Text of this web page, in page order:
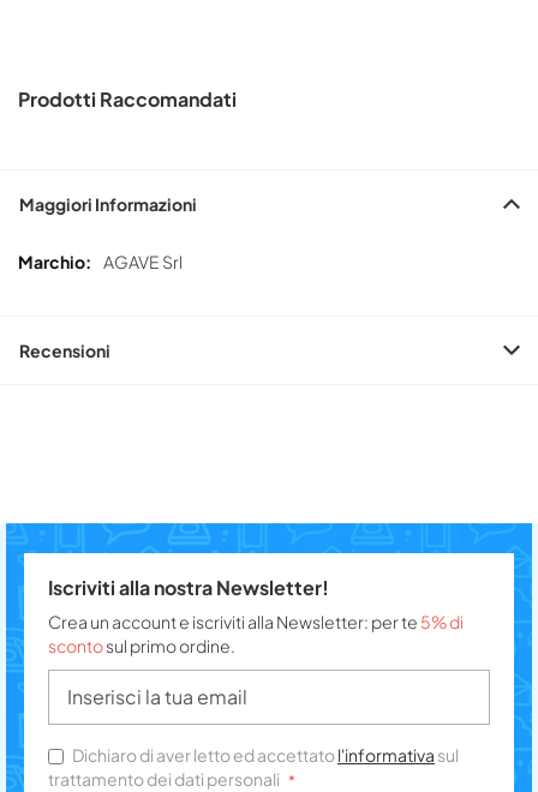
Prodotti Raccomandati
Maggiori Informazioni
Maggiori
AGAVE Srl
Recensioni
Iscriviti alla nostra Newsletter!
Crea un account e iscriviti alla Newsletter: per te 5% di
scontosul primo ordine.
Dichiaro di aver letto ed accettatol'informativa sul
trattamento dei dati personali